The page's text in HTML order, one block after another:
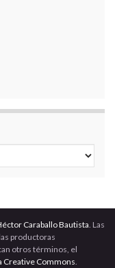
Caraballo Bautista. Las
productoras
otros términos, el
Creative Commons.